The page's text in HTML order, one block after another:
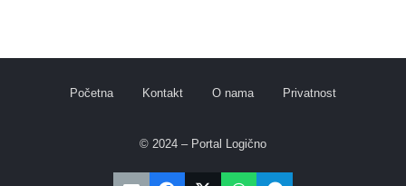
Početna Kontakt O nama Privatnost
© 2024 – Portal Logično